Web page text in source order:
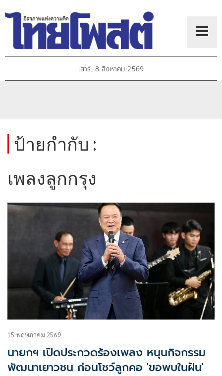
เสาร์, 8 สิงหาคม 2569
ป้ายกำกับ :
เพลงลูกกรุง
15 พฤษภาคม 2569
นายกฯ เปิดประกวดร้องเพลง หนุนกิจกรรม
พัฒนาเยาวชน ก่อนโชว์ลูกคอ 'ขอพบในฝัน'